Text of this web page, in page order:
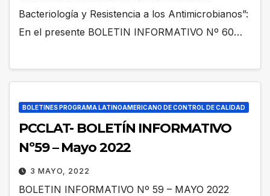
Bacteriología y Resistencia a los Antimicrobianos”:
En el presente BOLETIN INFORMATIVO Nº 60…
BOLETINES PROGRAMA LATINOAMERICANO DE CONTROL DE CALIDAD
PCCLAT- BOLETÍN INFORMATIVO
Nº59 – Mayo 2022
3 MAYO, 2022
BOLETIN INFORMATIVO Nº 59 – MAYO 2022